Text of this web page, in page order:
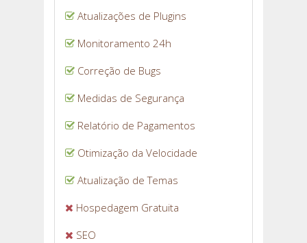
Atualizações de Plugins
Monitoramento 24h
Correção de Bugs
Medidas de Segurança
Relatório de Pagamentos
Otimização da Velocidade
Atualização de Temas
Hospedagem Gratuita
SEO